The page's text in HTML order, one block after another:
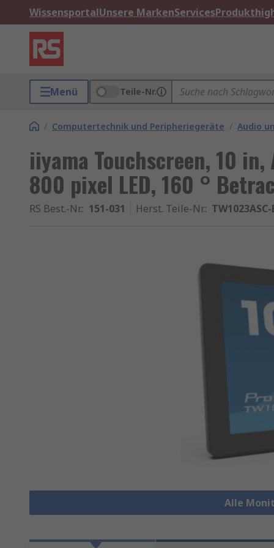
WissensportalUnsere MarkenServices
Menü Teile-Nr.
/ Computertechnik und Peripheriegeräte / Audio
iiyama Touchscreen, 10
800 pixel LED, 160 °
RS Best.-Nr.: 151-031 Herst. Teile-Nr.: TW1023ASC-
Alle